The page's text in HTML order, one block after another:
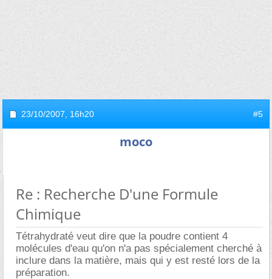
23/10/2007, 16h20 #5
moco
Re : Recherche D'une Formule
Chimique
Tétrahydraté veut dire que la poudre contient 4
molécules d'eau qu'on n'a pas spécialement cherché à
inclure dans la matière, mais qui y est resté lors de la
préparation.